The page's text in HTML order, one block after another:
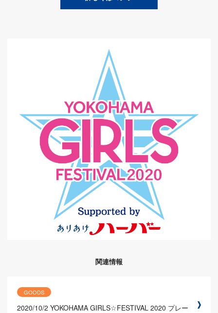
関連情報
GOODS
2020/10/2 YOKOHAMA GIRLS☆FESTIVAL 2020 プレー